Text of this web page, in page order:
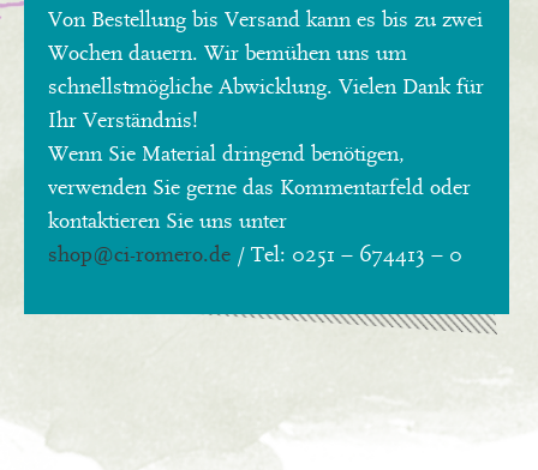
Von Bestellung bis Versand kann es bis zu zwei
Wochen dauern. Wir bemühen uns um
schnellstmögliche Abwicklung. Vielen Dank für
Ihr Verständnis!
Wenn Sie Material dringend benötigen,
verwenden Sie gerne das Kommentarfeld oder
kontaktieren Sie uns unter
shop@ci-romero.de / Tel: 0251 – 674413 – 0